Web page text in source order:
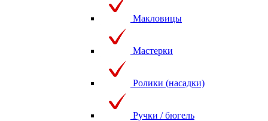
Макловицы
Мастерки
Ролики (насадки)
Ручки / бюгель